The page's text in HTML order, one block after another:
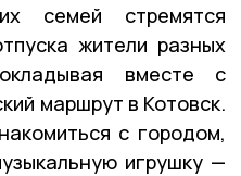
семей стремятся
жители разных
вместе с
маршрут в Котовск.
с городом,
игрушку —